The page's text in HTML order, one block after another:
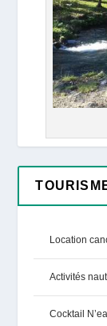
Location
Activités
Cocktail